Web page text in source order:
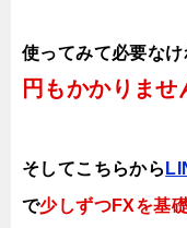
使ってみて必要な
円もかかりませ
そしてこちらから
で少しずつFXを基